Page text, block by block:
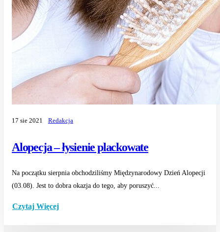
Alopecja – łysienie plackowate
17 sie 2021 Redakcja
Na początku sierpnia obchodziliśmy Międzynarodowy Dzień Alopecji
(03.08). Jest to dobra okazja do tego, aby poruszyć...
Czytaj Więcej